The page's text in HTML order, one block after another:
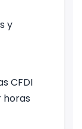
y
CFDI
horas